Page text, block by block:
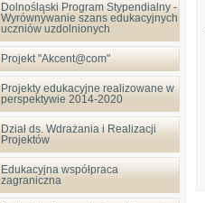
Dolnośląski Program Stypendialny -
Wyrównywanie szans edukacyjnych
uczniów uzdolnionych
Projekt "Akcent@com"
Projekty edukacyjne realizowane w
perspektywie 2014-2020
Dział ds. Wdrażania i Realizacji
Projektów
Edukacyjna współpraca
zagraniczna